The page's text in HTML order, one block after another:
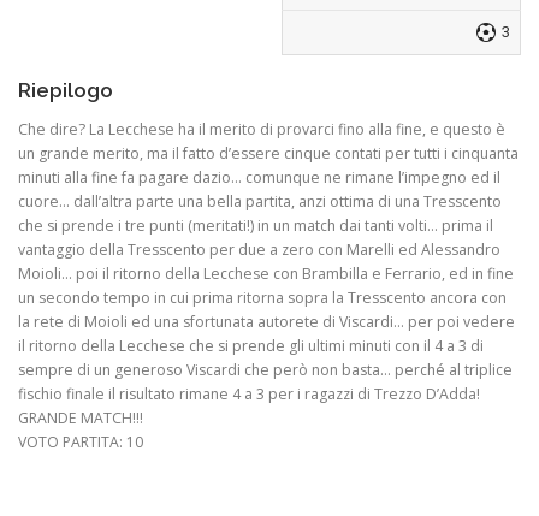
3
Riepilogo
Che dire? La Lecchese ha il merito di provarci fino alla fine, e questo è
un grande merito, ma il fatto d’essere cinque contati per tutti i cinquanta
minuti alla fine fa pagare dazio… comunque ne rimane l’impegno ed il
cuore… dall’altra parte una bella partita, anzi ottima di una Tresscento
che si prende i tre punti (meritati!) in un match dai tanti volti… prima il
vantaggio della Tresscento per due a zero con Marelli ed Alessandro
Moioli… poi il ritorno della Lecchese con Brambilla e Ferrario, ed in fine
un secondo tempo in cui prima ritorna sopra la Tresscento ancora con
la rete di Moioli ed una sfortunata autorete di Viscardi… per poi vedere
il ritorno della Lecchese che si prende gli ultimi minuti con il 4 a 3 di
sempre di un generoso Viscardi che però non basta… perché al triplice
fischio finale il risultato rimane 4 a 3 per i ragazzi di Trezzo D’Adda!
GRANDE MATCH!!!
VOTO PARTITA: 10